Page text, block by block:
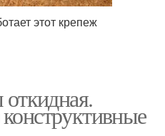
этот крепеж